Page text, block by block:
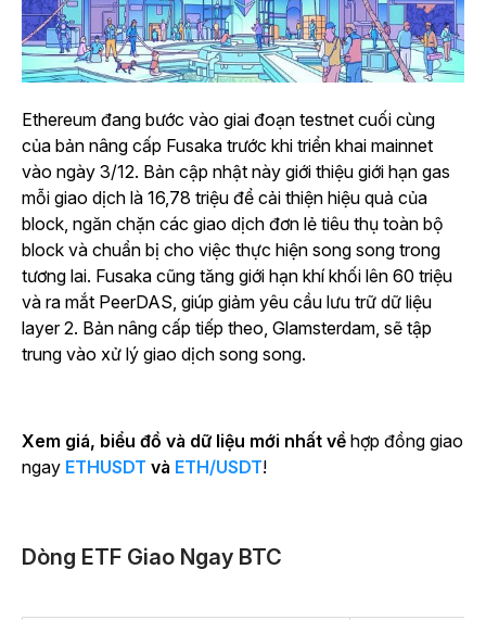
Ethereum đang bước vào giai đoạn testnet cuối cùng
của bản nâng cấp Fusaka trước khi triển khai mainnet
vào ngày 3/12. Bản cập nhật này giới thiệu giới hạn gas
mỗi giao dịch là 16,78 triệu để cải thiện hiệu quả của
block, ngăn chặn các giao dịch đơn lẻ tiêu thụ toàn bộ
block và chuẩn bị cho việc thực hiện song song trong
tương lai. Fusaka cũng tăng giới hạn khí khối lên 60 triệu
và ra mắt PeerDAS, giúp giảm yêu cầu lưu trữ dữ liệu
layer 2. Bản nâng cấp tiếp theo, Glamsterdam, sẽ tập
trung vào xử lý giao dịch song song.
Xem giá, biểu đồ và dữ liệu mới nhất về hợp đồng giao
ngay ETHUSDT và ETH/USDT!
Dòng ETF Giao Ngay BTC